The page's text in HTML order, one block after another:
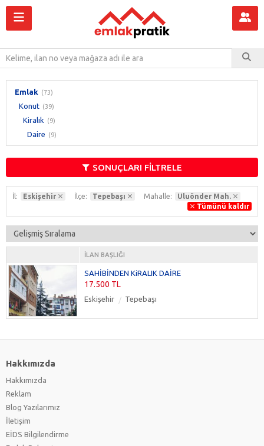
Emlak (73)
Konut (39)
Kiralık (9)
Daire (9)
SONUÇLARI FİLTRELE
İl: Eskişehir İlçe: Tepebaşı Mahalle:
Uluönder Mah.
Tümünü kaldır
İLAN BAŞLIĞI
SAHİBİNDEN KiRALIK DAİRE
17.500 TL
Eskişehir Tepebaşı
Hakkımızda
Hakkımızda
Reklam
Blog Yazılarımız
İletişim
EİDS Bilgilendirme